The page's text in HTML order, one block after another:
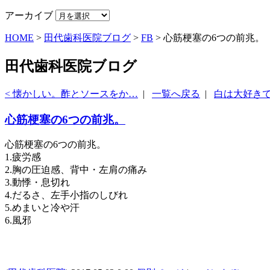
アーカイブ
HOME > 田代歯科医院ブログ > FB > 心筋梗塞の6つの前兆。
田代歯科医院ブログ
< 懐かしい。酢とソースをか… | 一覧へ戻る | 白は大好き
心筋梗塞の6つの前兆。
心筋梗塞の6つの前兆。
1.疲労感
2.胸の圧迫感、背中・左肩の痛み
3.動悸・息切れ
4.だるさ、左手小指のしびれ
5.めまいと冷や汗
6.風邪